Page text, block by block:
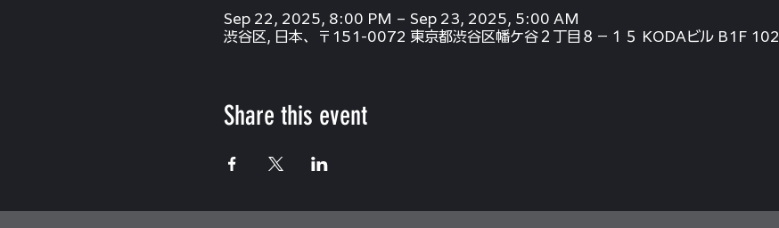
Sep 22, 2025, 8:00 PM – Sep 23, 2025, 5:00 AM
渋谷区, 日本、〒151-0072 東京都渋谷区幡ケ谷２丁目８−１５ KODAビル B1F 102
Share this event